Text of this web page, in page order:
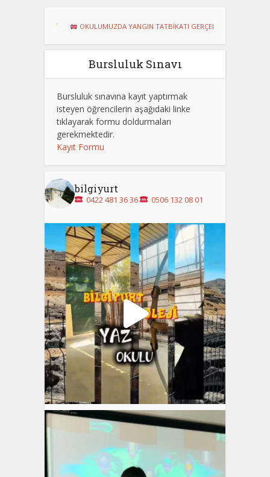
OKULUMUZDA YANGIN TATBİKATI GERÇEKLEŞTİRİLDİ
Bursluluk Sınavı
Bursluluk sınavına kayıt yaptırmak
isteyen öğrencilerin aşağıdaki linke
tıklayarak formu doldurmaları
gerekmektedir.
Kayıt Formu
bilgiyurt
0422 481 36 36 0506 132 08 01